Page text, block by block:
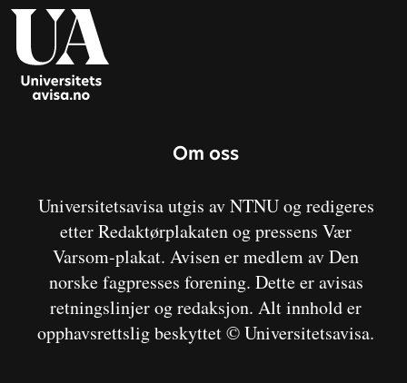
Om oss
Universitetsavisa utgis av NTNU og redigeres
etter Redaktørplakaten og pressens Vær
Varsom-plakat. Avisen er medlem av Den
norske fagpresses forening. Dette er avisas
retningslinjer og redaksjon. Alt innhold er
opphavsrettslig beskyttet © Universitetsavisa.